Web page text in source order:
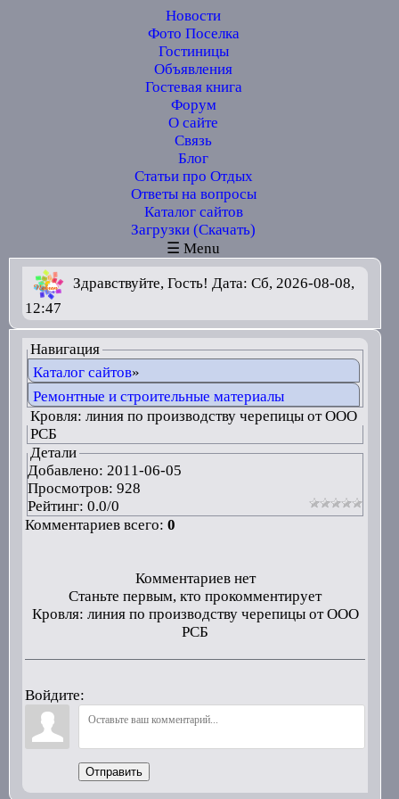
Новости
Фото Поселка
Гостиницы
Объявления
Гостевая книга
Форум
О сайте
Связь
Блог
Статьи про Отдых
Ответы на вопросы
Каталог сайтов
Загрузки (Скачать)
☰ Menu
Здравствуйте, Гость! Дата: Сб, 2026-08-08,
12:47
Навигация
Каталог сайтов»
Ремонтные и строительные материалы
Кровля: линия по производству черепицы от ООО
РСБ
Детали
Добавлено: 2011-06-05
Просмотров: 928
Рейтинг: 0.0/0
Комментариев всего: 0
Комментариев нет
Станьте первым, кто прокомментирует
Кровля: линия по производству черепицы от ООО
РСБ
Войдите:
Отправить